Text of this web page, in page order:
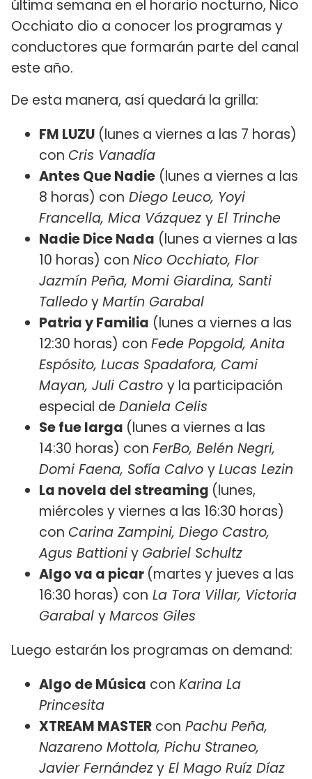
última semana en el horario nocturno, Nico
Occhiato dio a conocer los programas y
conductores que formarán parte del canal
este año.
De esta manera, así quedará la grilla:
FM LUZU (lunes a viernes a las 7 horas)
con Cris Vanadía
Antes Que Nadie (lunes a viernes a las
8 horas) con Diego Leuco, Yoyi
Francella, Mica Vázquez y El Trinche
Nadie Dice Nada (lunes a viernes a las
10 horas) con Nico Occhiato, Flor
Jazmín Peña, Momi Giardina, Santi
TalledoyMartín Garabal
Patria y Familia (lunes a viernes a las
12:30 horas) con Fede Popgold, Anita
Espósito, Lucas Spadafora, Cami
Mayan, Juli Castro y la participación
especial de Daniela Celis
Se fue larga (lunes a viernes a las
14:30 horas) con FerBo, Belén Negri,
Domi Faena, Sofía Calvo yLucas Lezin
La novela del streaming (lunes,
miércoles y viernes a las 16:30 horas)
con Carina Zampini, Diego Castro,
Agus Battioniy Gabriel Schultz
Algo va a picar (martes y jueves a las
16:30 horas) con La Tora Villar, Victoria
Garabal yMarcos Giles
Luego estarán los programas on demand:
Algo de Música con Karina La
Princesita
XTREAM MASTER con Pachu Peña,
Nazareno Mottola, Pichu Straneo,
Javier Fernándezy El Mago Ruíz Díaz